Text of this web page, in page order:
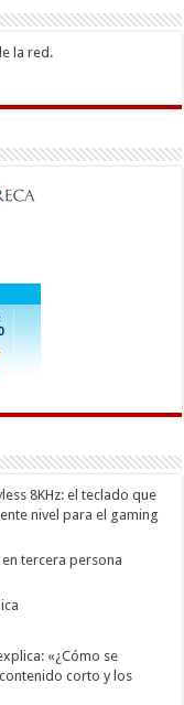
la red.
8KHz: el teclado que
nivel para el gaming
en tercera persona
«¿Cómo se
corto y los